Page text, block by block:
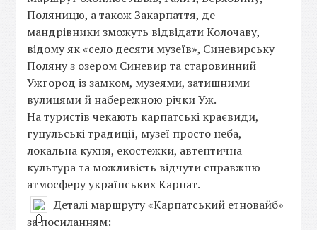
Поляницю, а також Закарпаття, де
мандрівники зможуть відвідати Колочаву,
відому як «село десяти музеїв», Синевирську
Поляну з озером Синевир та старовинний
Ужгород із замком, музеями, затишними
вулицями й набережною річки Уж.
На туристів чекають карпатські краєвиди,
гуцульські традиції, музеї просто неба,
локальна кухня, екостежки, автентична
культура та можливість відчути справжню
атмосферу українських Карпат.
Деталі маршруту «Карпатський етновайб»
за посиланням: